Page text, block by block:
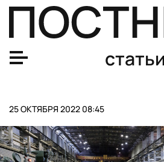
статьи
25 ОКТЯБРЯ 2022 08:45
Знаменитые спортсмены, у